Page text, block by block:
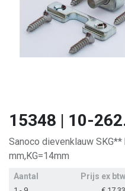
15348 | 10-
Sanoco dievenklauw
mm,KG=14mm
Aantal Prijs ex btw